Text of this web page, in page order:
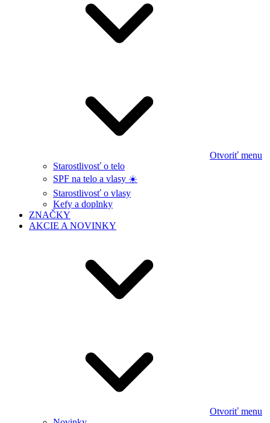
Otvoriť menu
Starostlivosť o telo
SPF na telo a vlasy ☀️
Starostlivosť o vlasy
Kefy a doplnky
ZNAČKY
AKCIE A NOVINKY
Otvoriť menu